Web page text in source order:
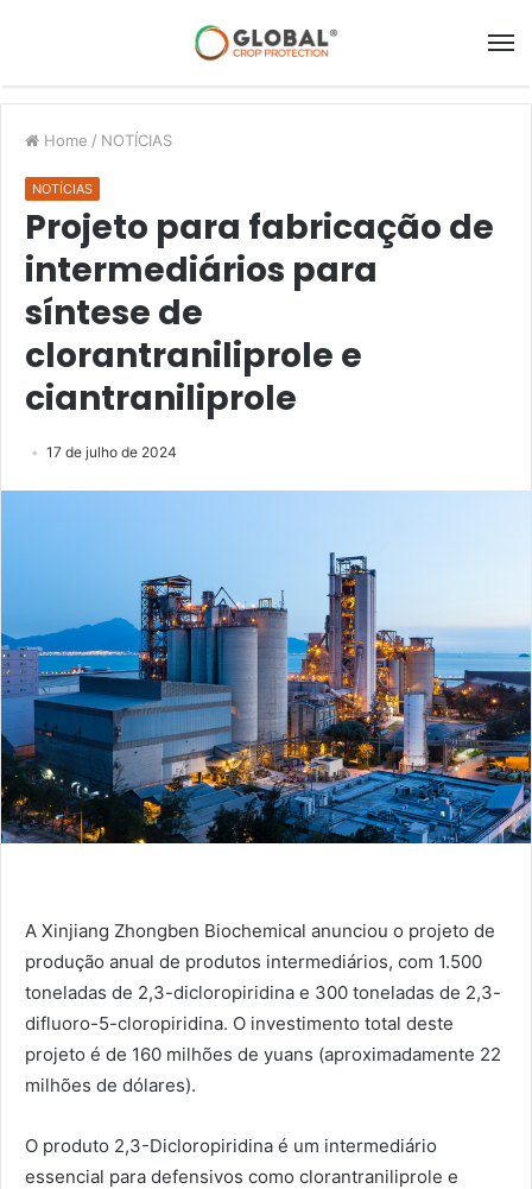
Home / NOTÍCIAS
NOTÍCIAS
Projeto para fabricação de
intermediários para
síntese de
clorantraniliprole e
ciantraniliprole
17 de julho de 2024
A Xinjiang Zhongben Biochemical anunciou o projeto de
produção anual de produtos intermediários, com 1.500
toneladas de 2,3-dicloropiridina e 300 toneladas de 2,3-
difluoro-5-cloropiridina. O investimento total deste
projeto é de 160 milhões de yuans (aproximadamente 22
milhões de dólares).
O produto 2,3-Dicloropiridina é um intermediário
essencial para defensivos como clorantraniliprole e